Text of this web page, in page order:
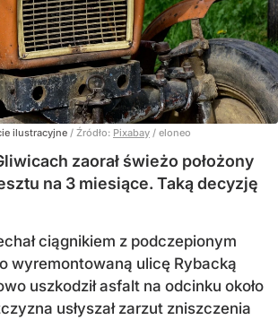
ilustracyjne / Źródło: Pixabay / eloneo
zaorał świeżo położony
na 3 miesiące. Taką decyzję
ciągnikiem z podczepionym
wyremontowaną ulicę Rybacką
uszkodził asfalt na odcinku około
usłyszał zarzut zniszczenia